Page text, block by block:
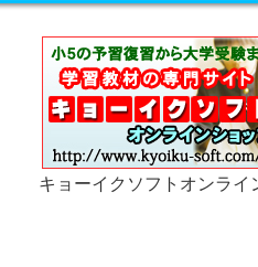
キョーイクソフトオンライ